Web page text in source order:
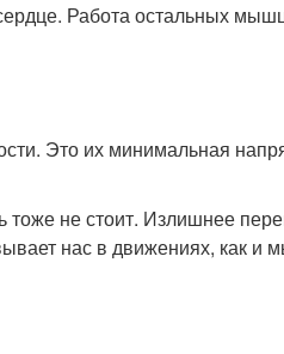
Работа остальных
Это их минимальная
не стоит. Излишнее
нас в движениях, как и